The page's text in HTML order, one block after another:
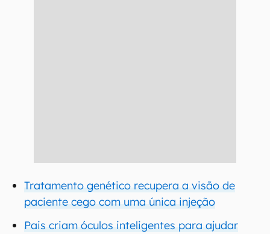
Tratamento genético recupera a visão de
paciente cego com uma única injeção
Pais criam óculos inteligentes para ajudar